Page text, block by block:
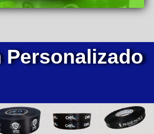
Personalizado